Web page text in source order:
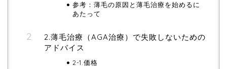
参考：薄毛の原因と薄毛治療を始めるに
あたって
2.薄毛治療（AGA治療）で失敗しないための
アドバイス
2-1.価格